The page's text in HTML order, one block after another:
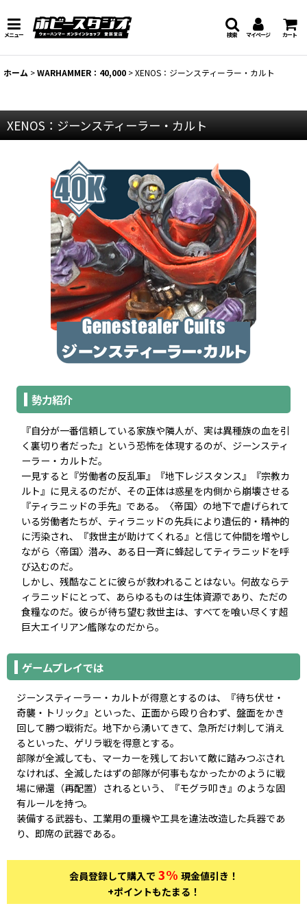
メニュー マイページ カート
検索
ホーム >WARHAMMER：40,000 >XENOS：ジーンスティーラー・カルト
XENOS：ジーンスティーラー・カルト
勢力紹介
『自分が一番信頼している家族や隣人が、実は異種族の血を引
く裏切り者だった』という恐怖を体現するのが、ジーンスティ
ーラー・カルトだ。
一見すると『労働者の反乱軍』『地下レジスタンス』『宗教カ
ルト』に見えるのだが、その正体は惑星を内側から崩壊させる
『ティラニッドの手先』である。〈帝国〉の地下で虐げられて
いる労働者たちが、ティラニッドの先兵により遺伝的・精神的
に汚染され、『救世主が助けてくれる』と信じて仲間を増やし
ながら〈帝国〉潜み、ある日一斉に蜂起してティラニッドを呼
び込むのだ。
しかし、残酷なことに彼らが救われることはない。何故ならテ
ィラニッドにとって、あらゆるものは生体資源であり、ただの
食糧なのだ。彼らが待ち望む救世主は、すべてを喰い尽くす超
巨大エイリアン艦隊なのだから。
ゲームプレイでは
ジーンスティーラー・カルトが得意とするのは、『待ち伏せ・
奇襲・トリック』といった、正面から殴り合わず、盤面をかき
回して勝つ戦術だ。地下から湧いてきて、急所だけ刺して消え
るといった、ゲリラ戦を得意とする。
部隊が全滅しても、マーカーを残しておいて敵に踏みつぶされ
なければ、全滅したはずの部隊が何事もなかったかのように戦
場に帰還（再配置）されるという、『モグラ叩き』のような固
有ルールを持つ。
装備する武器も、工業用の重機や工具を違法改造した兵器であ
り、即席の武器である。
会員登録して購入で 3% 現金値引き！
+ポイントもたまる！